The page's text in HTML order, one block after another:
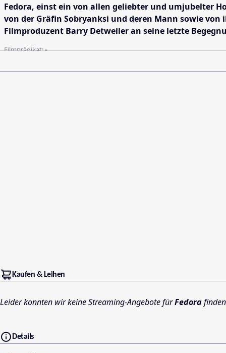
Fedora, einst ein von allen geliebter und umjubelter
von der Gräfin Sobryanksi und deren Mann sowie
Filmproduzent Barry Detweiler an seine letzte
Filmprädikat:-
Kaufen & Leihen
Leider konnten wir keine Streaming-Angebote fürFedora
Details